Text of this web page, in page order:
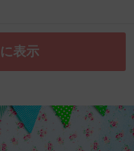
表示